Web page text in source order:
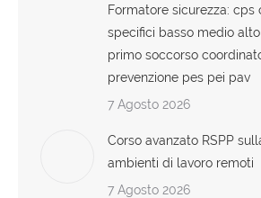
Formatore sicurezza: cps
specifici basso medio
primo soccorso
prevenzione pes pei pav
7 Agosto 2026
Corso avanzato RSPP
ambienti di lavoro remoti
7 Agosto 2026